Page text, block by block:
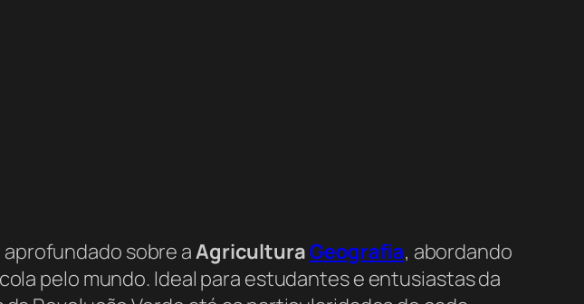
sobre aAgriculturaGeografia, abordando
pelo mundo. Ideal para estudantes e entusiastas da